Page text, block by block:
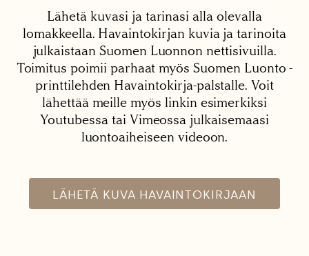
Lähetä kuvasi ja tarinasi alla olevalla
lomakkeella. Havaintokirjan kuvia ja tarinoita
julkaistaan Suomen Luonnon nettisivuilla.
Toimitus poimii parhaat myös Suomen Luonto -
printtilehden Havaintokirja-palstalle. Voit
lähettää meille myös linkin esimerkiksi
Youtubessa tai Vimeossa julkaisemaasi
luontoaiheiseen videoon.
LÄHETÄ KUVA HAVAINTOKIRJAAN